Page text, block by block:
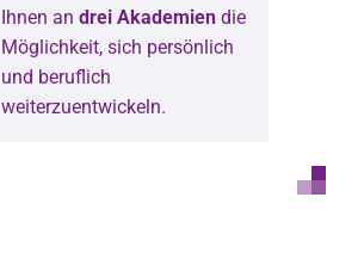
Ihnen an drei Akademien die
Möglichkeit, sich persönlich
und beruflich
weiterzuentwickeln.